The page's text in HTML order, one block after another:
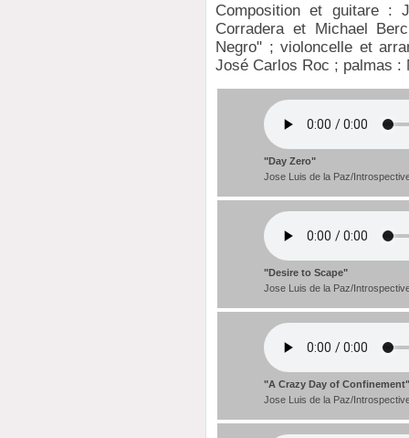
Composition et guitare :
Corradera et Michael
Negro" ; violoncelle et
José Carlos Roc ; palmas :
"Day Zero"
Jose Luis de la Paz/
"Desire to Scape"
Jose Luis de la Paz/
"A Crazy Day of
Jose Luis de la Paz/